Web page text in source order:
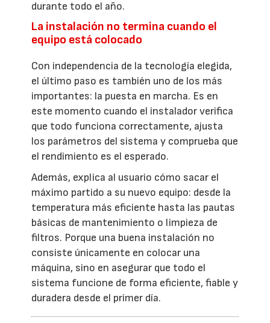
durante todo el año.
La instalación no termina cuando el
equipo está colocado
Con independencia de la tecnología elegida,
el último paso es también uno de los más
importantes: la puesta en marcha. Es en
este momento cuando el instalador verifica
que todo funciona correctamente, ajusta
los parámetros del sistema y comprueba que
el rendimiento es el esperado.
Además, explica al usuario cómo sacar el
máximo partido a su nuevo equipo: desde la
temperatura más eficiente hasta las pautas
básicas de mantenimiento o limpieza de
filtros. Porque una buena instalación no
consiste únicamente en colocar una
máquina, sino en asegurar que todo el
sistema funcione de forma eficiente, fiable y
duradera desde el primer día.